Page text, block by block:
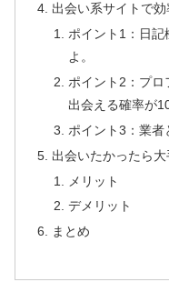
出会い系サイトで
ポイント1：日記
よ。
ポイント2：プ
出会える確率が
ポイント3：業
出会いたかったら
メリット
デメリット
まとめ